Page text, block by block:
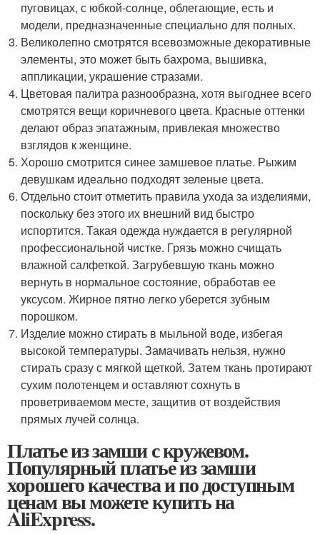
пуговицах, с юбкой-солнце, облегающие, есть и
модели, предназначенные специально для полных.
Великолепно смотрятся всевозможные декоративные
элементы, это может быть бахрома, вышивка,
аппликации, украшение стразами.
Цветовая палитра разнообразна, хотя выгоднее всего
смотрятся вещи коричневого цвета. Красные оттенки
делают образ эпатажным, привлекая множество
взглядов к женщине.
Хорошо смотрится синее замшевое платье. Рыжим
девушкам идеально подходят зеленые цвета.
Отдельно стоит отметить правила ухода за изделиями,
поскольку без этого их внешний вид быстро
испортится. Такая одежда нуждается в регулярной
профессиональной чистке. Грязь можно счищать
влажной салфеткой. Загрубевшую ткань можно
вернуть в нормальное состояние, обработав ее
уксусом. Жирное пятно легко уберется зубным
порошком.
Изделие можно стирать в мыльной воде, избегая
высокой температуры. Замачивать нельзя, нужно
стирать сразу с мягкой щеткой. Затем ткань протирают
сухим полотенцем и оставляют сохнуть в
проветриваемом месте, защитив от воздействия
прямых лучей солнца.
Платье из замши с кружевом.
Популярный платье из замши
хорошего качества и по доступным
ценам вы можете купить на
AliExpress.